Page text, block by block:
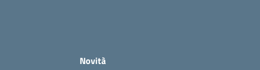
Novità